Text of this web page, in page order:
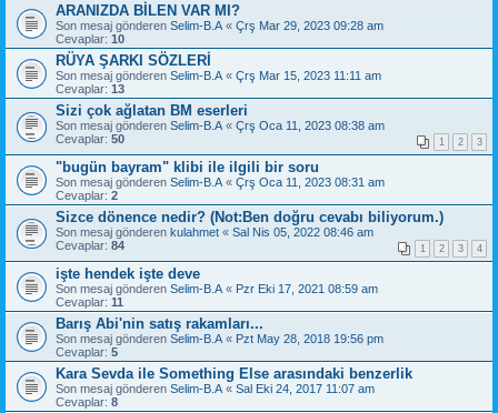
ARANIZDA BİLEN VAR MI?
Son mesaj gönderen Selim-B.A « Çrş Mar 29, 2023 09:28 am
Cevaplar: 10
RÜYA ŞARKI SÖZLERİ
Son mesaj gönderen Selim-B.A « Çrş Mar 15, 2023 11:11 am
Cevaplar: 13
Sizi çok ağlatan BM eserleri
Son mesaj gönderen Selim-B.A « Çrş Oca 11, 2023 08:38 am
Cevaplar: 50 1 2 3
"bugün bayram" klibi ile ilgili bir soru
Son mesaj gönderen Selim-B.A « Çrş Oca 11, 2023 08:31 am
Cevaplar: 2
Sizce dönence nedir? (Not:Ben doğru cevabı biliyorum.)
Son mesaj gönderen kulahmet « Sal Nis 05, 2022 08:46 am
Cevaplar: 84 1 2 3 4
işte hendek işte deve
Son mesaj gönderen Selim-B.A « Pzr Eki 17, 2021 08:59 am
Cevaplar: 11
Barış Abi'nin satış rakamları...
Son mesaj gönderen Selim-B.A « Pzt May 28, 2018 19:56 pm
Cevaplar: 5
Kara Sevda ile Something Else arasındaki benzerlik
Son mesaj gönderen Selim-B.A « Sal Eki 24, 2017 11:07 am
Cevaplar: 8